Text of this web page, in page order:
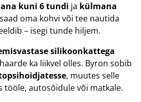
kuni 6 tundi ja külmana
oma kohvi või tee nautida
– isegi tunde hiljem.
silikoonkattega
ka liikvel olles. Byron sobib
, muutes selle
tööle, autosõidule või matkale.